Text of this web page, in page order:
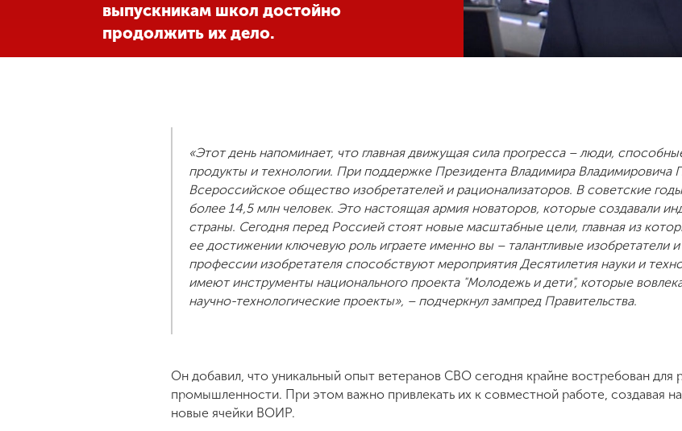
Сведения об
образовательной
организации
выпускникам школ достойно
продолжить их дело.
«Этот день напоминает, что главная движущая сила прогресса – люди,
продукты и технологии. При поддержке Президента Владимира Владимировича
Всероссийское общество изобретателей и рационализаторов. В советские
более 14,5 млн человек. Это настоящая армия новаторов, которые создавали
страны. Сегодня перед Россией стоят новые масштабные цели, главная из
ее достижении ключевую роль играете именно вы – талантливые изобретатели
профессии изобретателя способствуют мероприятия Десятилетия науки и
имеют инструменты национального проекта "Молодежь и дети", которые
научно-технологические проекты», – подчеркнул зампред Правительства.
Он добавил, что уникальный опыт ветеранов СВО сегодня крайне востребован
промышленности. При этом важно привлекать их к совместной работе, создавая
новые ячейки ВОИР.